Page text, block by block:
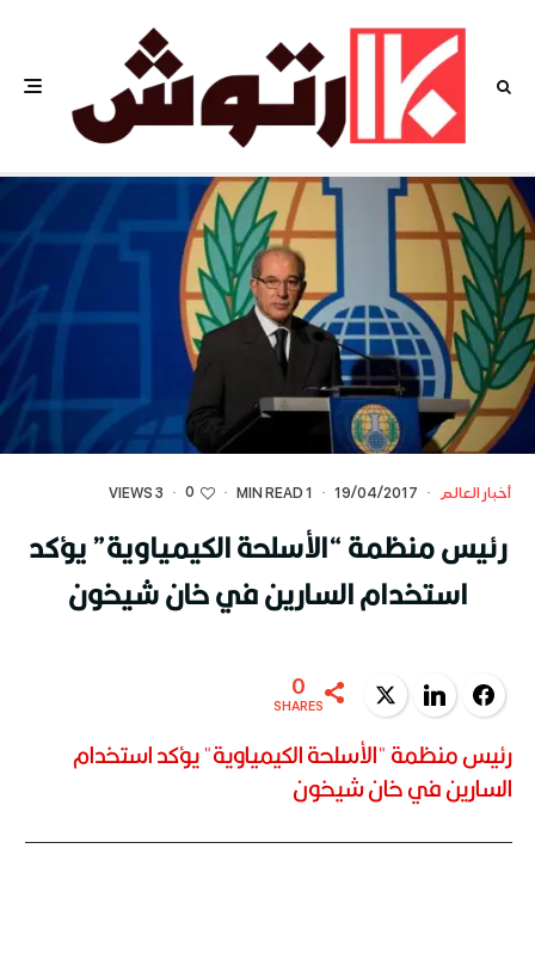
أخبار العالم ·
19/04/2017
·
1 MIN READ
·
0
·
3 VIEWS
رئيس منظمة “الأسلحة الكيمياوية” يؤكد
استخدام السارين في خان شيخون
Facebook
LinkedIn
Twitter
0
SHARES
رئيس منظمة "الأسلحة الكيمياوية" يؤكد استخدام
السارين في خان شيخون